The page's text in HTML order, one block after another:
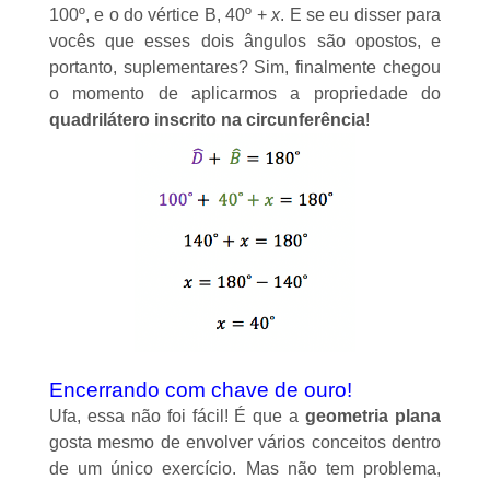
100º, e o do vértice B, 40º +x. E se eu disser para
vocês que esses dois ângulos são opostos, e
portanto, suplementares? Sim, finalmente chegou
o momento de aplicarmos a propriedade do
quadrilátero inscrito na circunferência!
Encerrando com chave de ouro!
Ufa, essa não foi fácil! É que ageometria plana
gosta mesmo de envolver vários conceitos dentro
de um único exercício. Mas não tem problema,